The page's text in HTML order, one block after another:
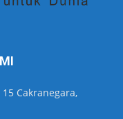
15 Cakranegara,